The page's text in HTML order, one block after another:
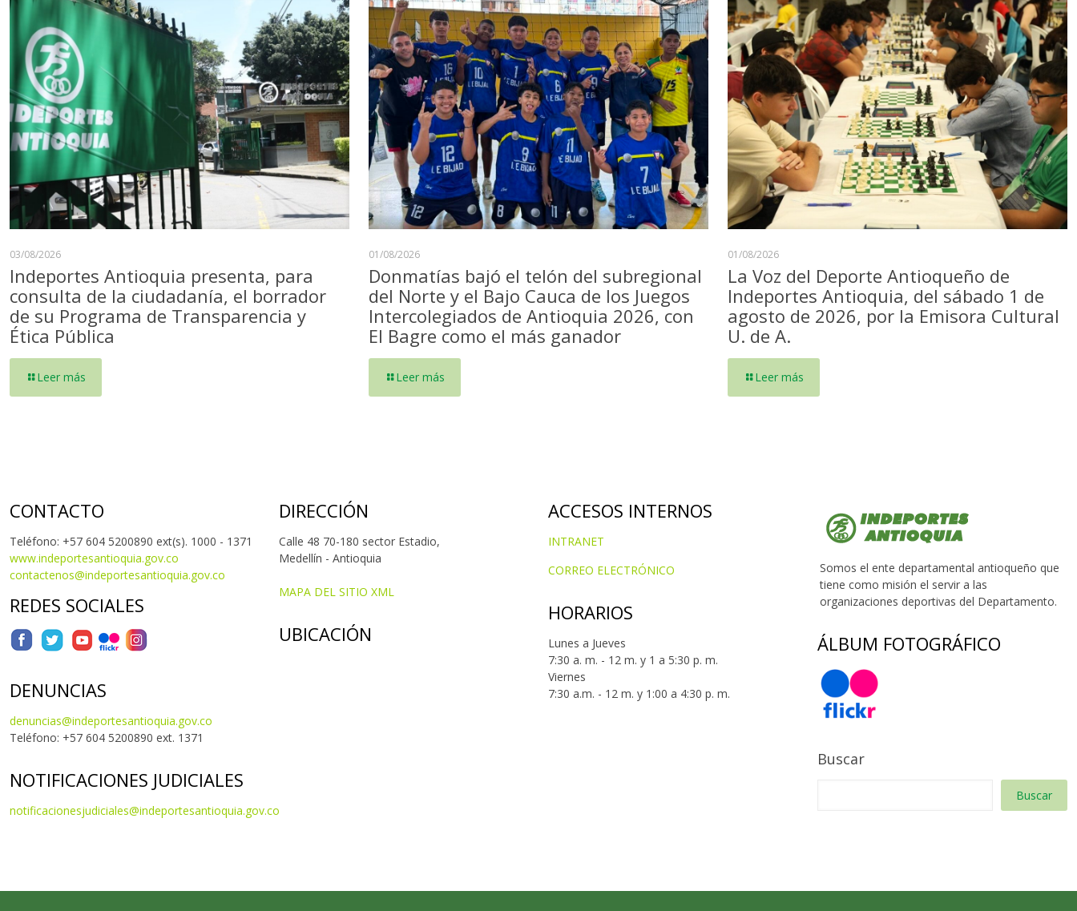
03/08/2026
Indeportes Antioquia presenta, para
consulta de la ciudadanía, el borrador
de su Programa de Transparencia y
Ética Pública
Leer más
01/08/2026
Donmatías bajó el telón del subregional
del Norte y el Bajo Cauca de los Juegos
Intercolegiados de Antioquia 2026, con
El Bagre como el más ganador
Leer más
01/08/2026
La Voz del Deporte Antioqueño de
Indeportes Antioquia, del sábado 1 de
agosto de 2026, por la Emisora Cultural
U. de A.
Leer más
CONTACTO
Teléfono: +57 604 5200890 ext(s). 1000 - 1371
www.indeportesantioquia.gov.co
contactenos@indeportesantioquia.gov.co
REDES SOCIALES
DENUNCIAS
denuncias@indeportesantioquia.gov.co
Teléfono: +57 604 5200890 ext. 1371
NOTIFICACIONES JUDICIALES
notificacionesjudiciales@indeportesantioquia.gov.co
DIRECCIÓN
Calle 48 70-180 sector Estadio,
Medellín - Antioquia
MAPA DEL SITIO XML
UBICACIÓN
ACCESOS INTERNOS
INTRANET
CORREO ELECTRÓNICO
HORARIOS
Lunes a Jueves
7:30 a. m. - 12 m. y 1 a 5:30 p. m.
Viernes
7:30 a.m. - 12 m. y 1:00 a 4:30 p. m.
Somos el ente departamental antioqueño que
tiene como misión el servir a las
organizaciones deportivas del Departamento.
ÁLBUM FOTOGRÁFICO
Buscar
Buscar